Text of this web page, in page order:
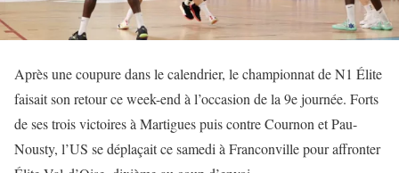
Après une coupure dans le calendrier, le championnat de N1 Élite
faisait son retour ce week-end à l’occasion de la 9e journée. Forts
de ses trois victoires à Martigues puis contre Cournon et Pau-
Nousty, l’US se déplaçait ce samedi à Franconville pour affronter